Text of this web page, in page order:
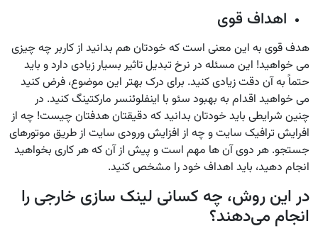
اهداف قوی
هدف قوی به این معنی است که خودتان هم بدانید از کاربر چه چیزی
می خواهید! این مسئله در نرخ تبدیل تاثیر بسیار زیادی دارد و باید
حتماً به آن دقت زیادی کنید. برای درک بهتر این موضوع، فرض کنید
می خواهید اقدام به بهبود سئو با اینفلوئنسر مارکتینگ کنید. در
چنین شرایطی باید خودتان بدانید که دقیقتان هدفتان چیست! چه از
افرایش ترافیک سایت و چه از افزایش ورودی سایت از طریق موتورهای
جستجو. هر دوی آن ها مهم است و پیش از آن که هر کاری بخواهید
انجام دهید، باید اهداف خود را مشخص کنید.
در این روش، چه کسانی لینک سازی خارجی را
انجام می‌دهند؟